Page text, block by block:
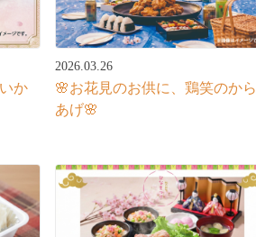
か
2026.03.26
🌸お花見のお供に、鶏笑のから
あげ🌸